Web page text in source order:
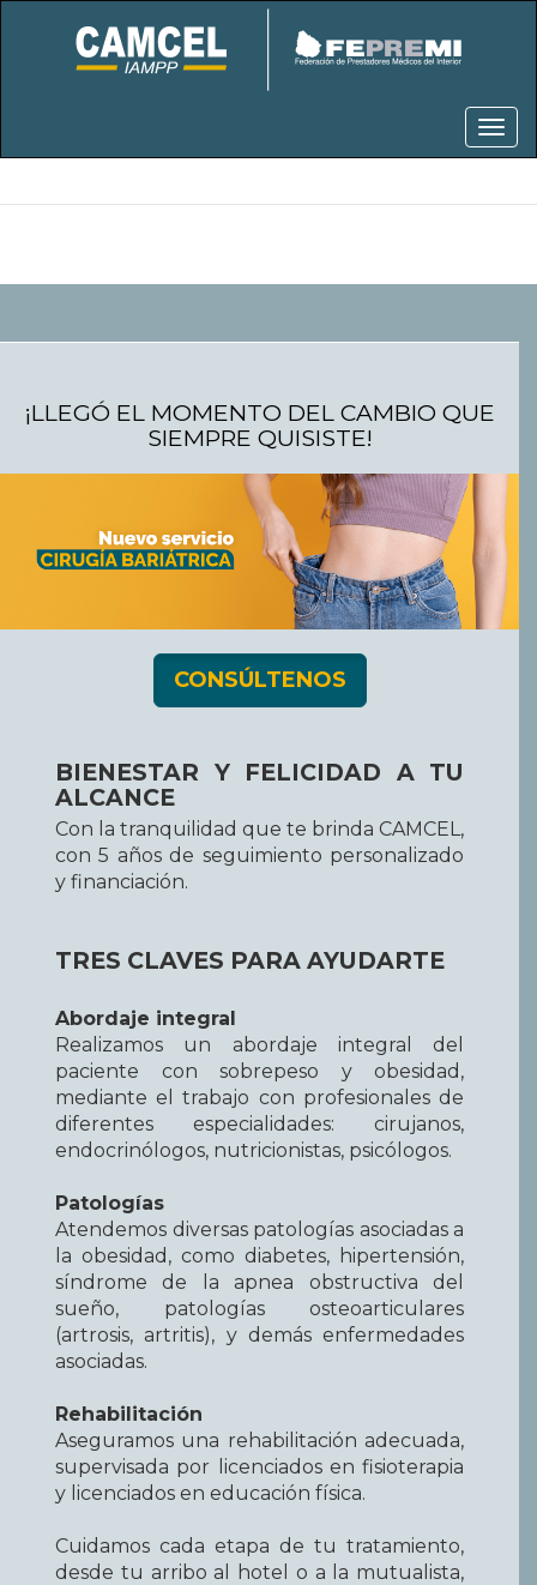
¡LLEGÓ EL MOMENTO DEL CAMBIO QUE
SIEMPRE QUISISTE!
CONSÚLTENOS
BIENESTAR Y FELICIDAD A TU
ALCANCE
Con la tranquilidad que te brinda CAMCEL,
con 5 años de seguimiento personalizado
y financiación.
TRES CLAVES PARA AYUDARTE
Abordaje integral
Realizamos un abordaje integral del
paciente con sobrepeso y obesidad,
mediante el trabajo con profesionales de
diferentes especialidades: cirujanos,
endocrinólogos, nutricionistas, psicólogos.
Patologías
Atendemos diversas patologías asociadas a
la obesidad, como diabetes, hipertensión,
síndrome de la apnea obstructiva del
sueño, patologías osteoarticulares
(artrosis, artritis), y demás enfermedades
asociadas.
Rehabilitación
Aseguramos una rehabilitación adecuada,
supervisada por licenciados en fisioterapia
y licenciados en educación física.
Cuidamos cada etapa de tu tratamiento,
desde tu arribo al hotel o a la mutualista,